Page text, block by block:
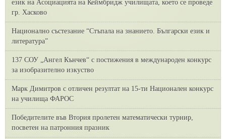
език на Асоциацията на Кеймбридж училищата, което се проведе
гр. Хасково
Национално състезание “Стъпала на знанието. Български език и
литература”
137 СОУ „Ангел Кънчев“ с постижения в международен конкурс
за изобразително изкуство
Марк Димитров с отличен резултат на 15-ти Национален конкурс
на училища ФАРОС
Победителите във Втория пролетен математически турнир,
посветен на патронния празник